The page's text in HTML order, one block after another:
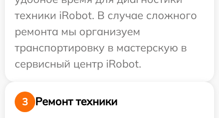
техники iRobot. В случае сложного
ремонта мы организуем
транспортировку в мастерскую в
сервисный центр iRobot.
3
Ремонт техники